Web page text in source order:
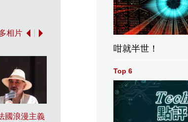
相片
國浪漫主義
秋生認為法國戲劇
的特色是，戲中融
入愛情、生死等哲
舞台劇《極地謎
咁就半世！
Top 6